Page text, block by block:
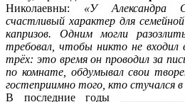
Николаевны: «У Александра
счастливый характер для
капризов. Одним могли
требовал, чтобы никто не входил
трёх: это время он проводил за
по комнате, обдумывал свои
гостеприимно того, кто стучался в
В последние годы